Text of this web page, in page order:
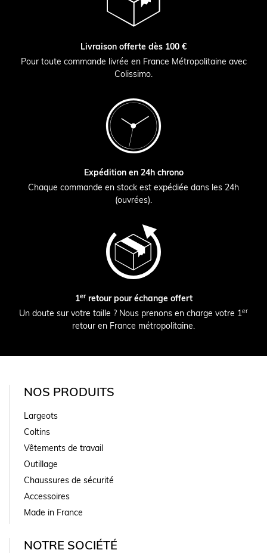
Livraison offerte dès 100 €
Pour toute commande livrée en France Métropolitaine avec
Colissimo.
Expédition en 24h chrono
Chaque commande en stock est expédiée dans les 24h
(ouvrées).
1erretour pour échange offert
Un doute sur votre taille ? Nous prenons en charge votre 1er
retour en France métropolitaine.
NOS PRODUITS
Largeots
Coltins
Vêtements de travail
Outillage
Chaussures de sécurité
Accessoires
Made in France
NOTRE SOCIÉTÉ